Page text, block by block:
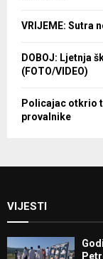
VRIJEME: Sutra
DOBOJ: Ljetnja
(FOTO/VIDEO)
Policajac otkrio
provalnike
VIJESTI